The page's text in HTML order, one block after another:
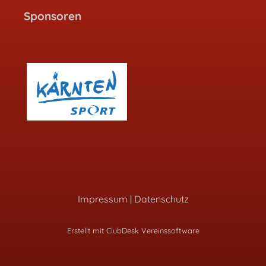
Sponsoren
Impressum | Datenschutz
Erstellt mit ClubDesk Vereinssoftware